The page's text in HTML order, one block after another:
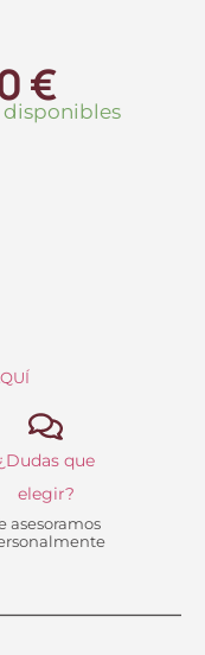
€El
precio
disponibles
que
elegir?
asesoramos